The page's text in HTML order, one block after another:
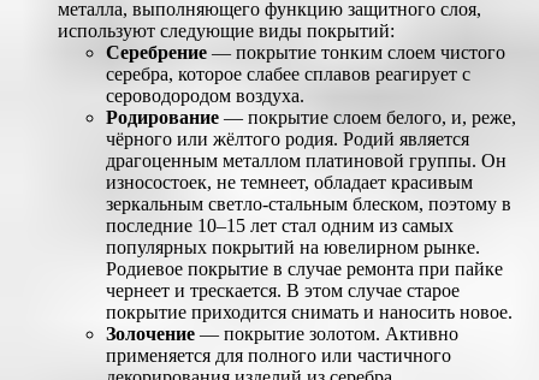
металла, выполняющего функцию защитного слоя,
используют следующие виды покрытий:
Серебрение — покрытие тонким слоем чистого
серебра, которое слабее сплавов реагирует с
сероводородом воздуха.
Родирование — покрытие слоем белого, и, реже,
чёрного или жёлтого родия. Родий является
драгоценным металлом платиновой группы. Он
износостоек, не темнеет, обладает красивым
зеркальным светло-стальным блеском, поэтому в
последние 10–15 лет стал одним из самых
популярных покрытий на ювелирном рынке.
Родиевое покрытие в случае ремонта при пайке
чернеет и трескается. В этом случае старое
покрытие приходится снимать и наносить новое.
Золочение — покрытие золотом. Активно
применяется для полного или частичного